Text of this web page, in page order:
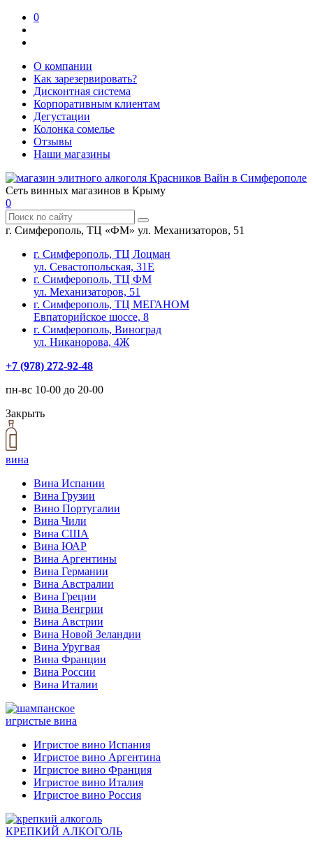
0
О компании
Как зарезервировать?
Дисконтная система
Корпоративным клиентам
Дегустации
Колонка сомелье
Отзывы
Наши магазины
Сеть винных магазинов в Крыму
0
г. Симферополь, ТЦ «ФМ» ул. Механизаторов, 51
г. Симферополь, ТЦ Лоцман
ул. Севастопольская, 31Е
г. Симферополь, ТЦ ФМ
ул. Механизаторов, 51
г. Симферополь, ТЦ МЕГАНОМ
Евпаторийское шоссе, 8
г. Симферополь, Виноград
ул. Никанорова, 4Ж
+7 (978) 272-92-48
пн-вс 10-00 до 20-00
Закрыть
вина
Вина Испании
Вина Грузии
Вино Португалии
Вина Чили
Вина США
Вина ЮАР
Вина Аргентины
Вина Германии
Вина Австралии
Вина Греции
Вина Венгрии
Вина Австрии
Вина Новой Зеландии
Вина Уругвая
Вина Франции
Вина России
Вина Италии
игристые вина
Игристое вино Испания
Игристое вино Аргентина
Игристое вино Франция
Игристое вино Италия
Игристое вино Россия
КРЕПКИЙ АЛКОГОЛЬ